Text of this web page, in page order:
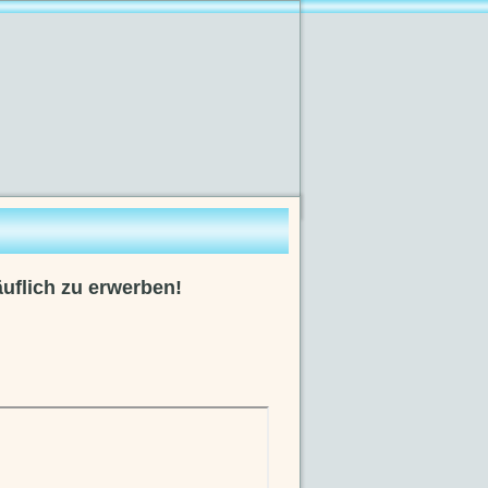
zu erwerben!